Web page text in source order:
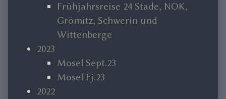
Frühjahrsreise 24 Stade, NOK,
Grömitz, Schwerin und
Wittenberge
2023
Mosel Sept.23
Mosel Fj.23
2022